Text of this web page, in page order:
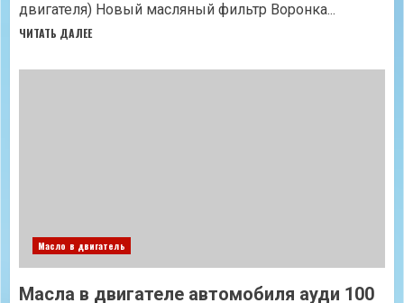
двигателя) Новый масляный фильтр Воронка...
ЧИТАТЬ ДАЛЕЕ
Масло в двигатель
Масла в двигателе автомобиля ауди 100